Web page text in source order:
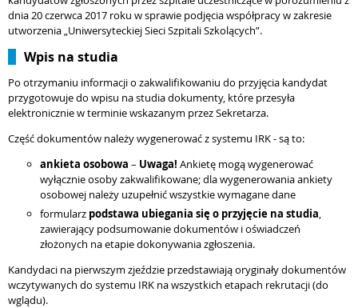
dnia 20 czerwca 2017 roku w sprawie podjęcia współpracy w zakresie
utworzenia „Uniwersyteckiej Sieci Szpitali Szkolących”.
Wpis na studia
Po otrzymaniu informacji o zakwalifikowaniu do przyjęcia kandydat
przygotowuje do wpisu na studia dokumenty, które przesyła
elektronicznie w terminie wskazanym przez Sekretarza.
Część dokumentów należy wygenerować z systemu IRK - są to:
ankieta osobowa – Uwaga! Ankietę mogą wygenerować
wyłącznie osoby zakwalifikowane; dla wygenerowania ankiety
osobowej należy uzupełnić wszystkie wymagane dane
formularz podstawa ubiegania się o przyjęcie na studia,
zawierający podsumowanie dokumentów i oświadczeń
złożonych na etapie dokonywania zgłoszenia.
Kandydaci na pierwszym zjeździe przedstawiają oryginały dokumentów
wczytywanych do systemu IRK na wszystkich etapach rekrutacji (do
wglądu).